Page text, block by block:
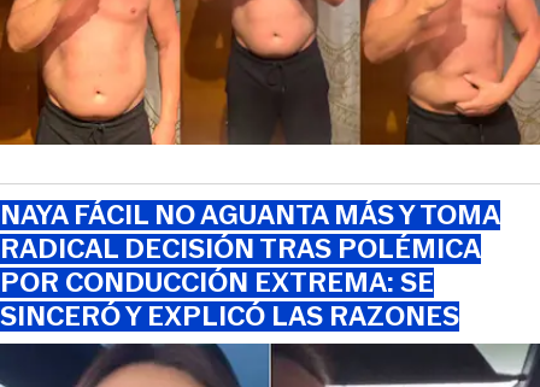
NAYA FÁCIL NO AGUANTA MÁS Y TOMA
RADICAL DECISIÓN TRAS POLÉMICA
POR CONDUCCIÓN EXTREMA: SE
SINCERÓ Y EXPLICÓ LAS RAZONES